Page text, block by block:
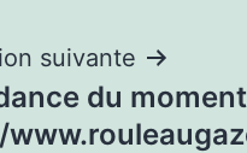
suivante
du moment